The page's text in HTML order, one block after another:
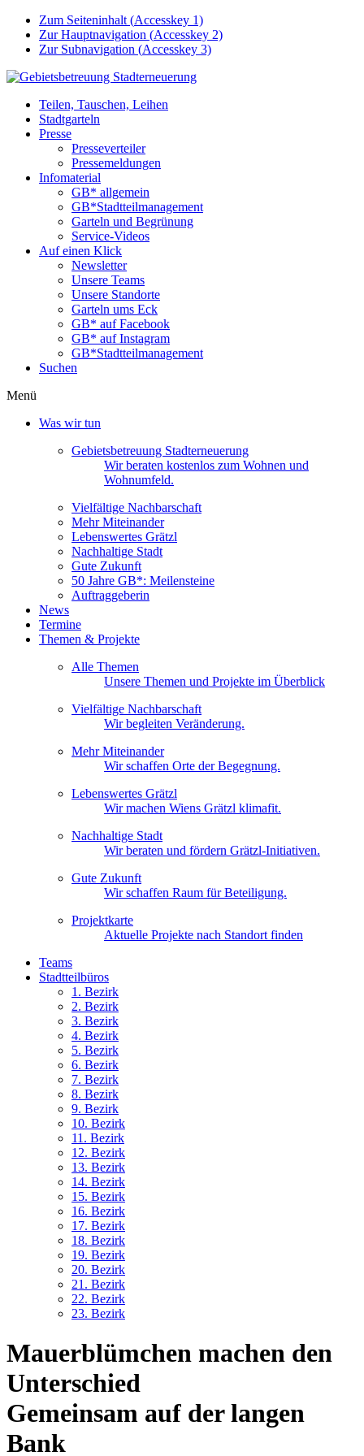
Zum Seiteninhalt (Accesskey 1)
Zur Hauptnavigation (Accesskey 2)
Zur Subnavigation (Accesskey 3)
Teilen, Tauschen, Leihen
Stadtgarteln
Presse
Presseverteiler
Pressemeldungen
Infomaterial
GB* allgemein
GB*Stadtteilmanagement
Garteln und Begrünung
Service-Videos
Auf einen Klick
Newsletter
Unsere Teams
Unsere Standorte
Garteln ums Eck
GB* auf Facebook
GB* auf Instagram
GB*Stadtteilmanagement
Suchen
Menü
Was wir tun
Gebietsbetreuung Stadterneuerung
Wir beraten kostenlos zum Wohnen und
Wohnumfeld.
Vielfältige Nachbarschaft
Mehr Miteinander
Lebenswertes Grätzl
Nachhaltige Stadt
Gute Zukunft
50 Jahre GB*: Meilensteine
Auftraggeberin
News
Termine
Themen & Projekte
Alle Themen
Unsere Themen und Projekte im Überblick
Vielfältige Nachbarschaft
Wir begleiten Veränderung.
Mehr Miteinander
Wir schaffen Orte der Begegnung.
Lebenswertes Grätzl
Wir machen Wiens Grätzl klimafit.
Nachhaltige Stadt
Wir beraten und fördern Grätzl-Initiativen.
Gute Zukunft
Wir schaffen Raum für Beteiligung.
Projektkarte
Aktuelle Projekte nach Standort finden
Teams
Stadtteilbüros
1. Bezirk
2. Bezirk
3. Bezirk
4. Bezirk
5. Bezirk
6. Bezirk
7. Bezirk
8. Bezirk
9. Bezirk
10. Bezirk
11. Bezirk
12. Bezirk
13. Bezirk
14. Bezirk
15. Bezirk
16. Bezirk
17. Bezirk
18. Bezirk
19. Bezirk
20. Bezirk
21. Bezirk
22. Bezirk
23. Bezirk
Mauerblümchen machen den
Unterschied
Gemeinsam auf der langen
Bank